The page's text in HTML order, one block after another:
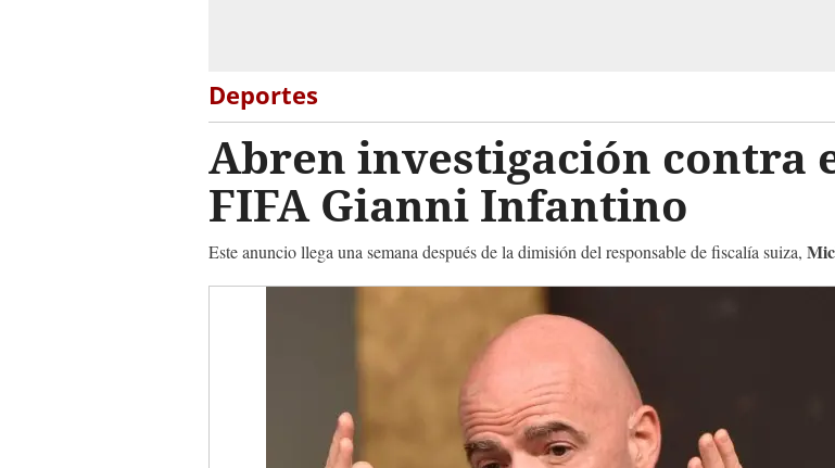
Deportes
Abren investigación contra
FIFA Gianni Infantino
Este anuncio llega una semana después de la dimisión del responsable de fiscalía suiza,